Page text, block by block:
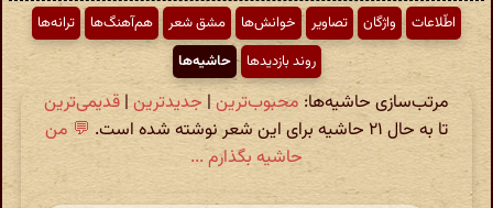
اطّلاعات واژگان تصاویر خوانش‌ها مشق شعر هم‌آهنگ‌ها
ترانه‌ها
روند بازدیدها
حاشیه‌ها
مرتب‌سازی حاشیه‌ها: محبوب‌ترین | جدیدترین | قدیمی‌ترین
تا به حال ۲۱ حاشیه برای این شعر نوشته شده است.
💬 من
حاشیه بگذارم ...